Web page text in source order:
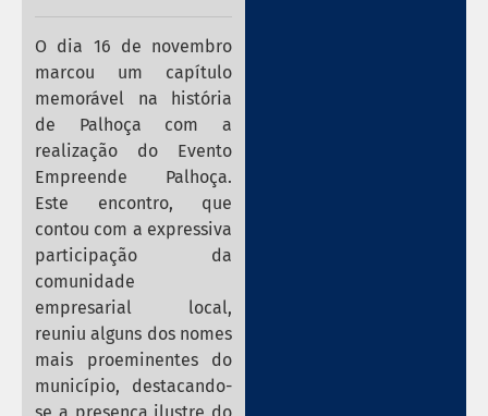
O dia 16 de novembro
marcou um capítulo
memorável na história
de Palhoça com a
realização do Evento
Empreende Palhoça.
Este encontro, que
contou com a expressiva
participação da
comunidade
empresarial local,
reuniu alguns dos nomes
mais proeminentes do
município, destacando-